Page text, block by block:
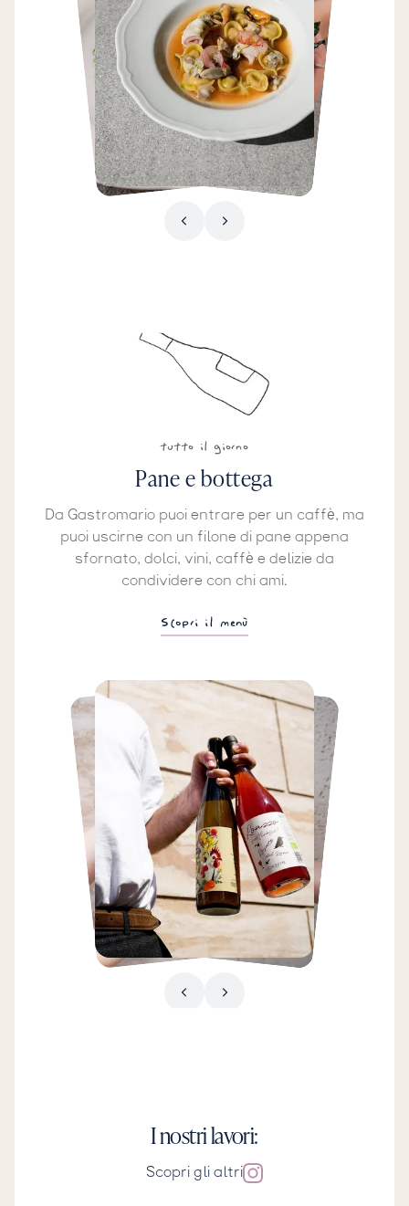
tutto il giorno
Pane e bottega
Da Gastromario puoi entrare per un caffè, ma
puoi uscirne con un filone di pane appena
sfornato, dolci, vini, caffè e delizie da
condividere con chi ami.
Scopri il menù
I nostri lavori:
Scopri gli altri